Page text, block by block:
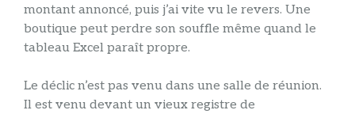
montant annoncé, puis j’ai vite vu le revers. Une
boutique peut perdre son souffle même quand le
tableau Excel paraît propre.
Le déclic n’est pas venu dans une salle de réunion.
Il est venu devant un vieux registre de